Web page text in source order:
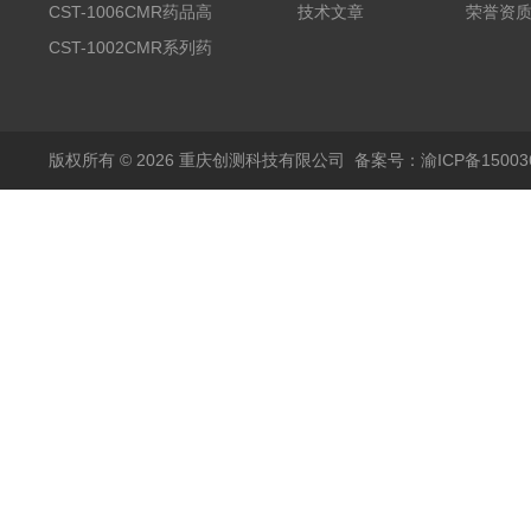
品高温试验箱
CST-1006CMR药品高
温试验箱
CST-1002CMR系列药
技术文章
荣誉资质
版权所有 © 2026 重庆创测科技有限公司 备案号：渝ICP备